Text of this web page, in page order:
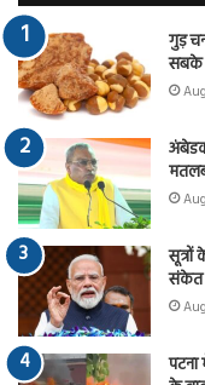
गुड़
सबके
सूत्रों
संकेत